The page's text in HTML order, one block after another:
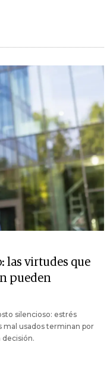
las virtudes que
pueden
silencioso: estrés
mal usados terminan por
decisión.